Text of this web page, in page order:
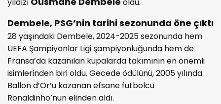
Dembele, PSG’nin tarihi sezonunda öne çıktı
28 yaşındaki Dembele, 2024-2025 sezonunda hem
UEFA Şampiyonlar Ligi şampiyonluğunda hem de
Fransa’da kazanılan kupalarda takımının en önemli
isimlerinden biri oldu. Gecede ödülünü, 2005 yılında
Ballon d’Or’u kazanan efsane futbolcu
Ronaldinho’nun elinden aldı.